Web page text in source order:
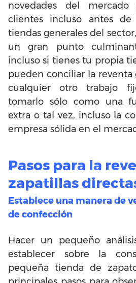
novedades del mercado
clientes incluso antes
tiendas generales del
un gran punto
incluso si tienes tu propia
pueden conciliar la reventa
cualquier otro trabajo
tomarlo sólo como una
extra o tal vez, incluso la
empresa sólida en el
Pasos para la
zapatillas
Establece una manera de
de confección
Hacer un pequeño
establecer sobre la
pequeña tienda de